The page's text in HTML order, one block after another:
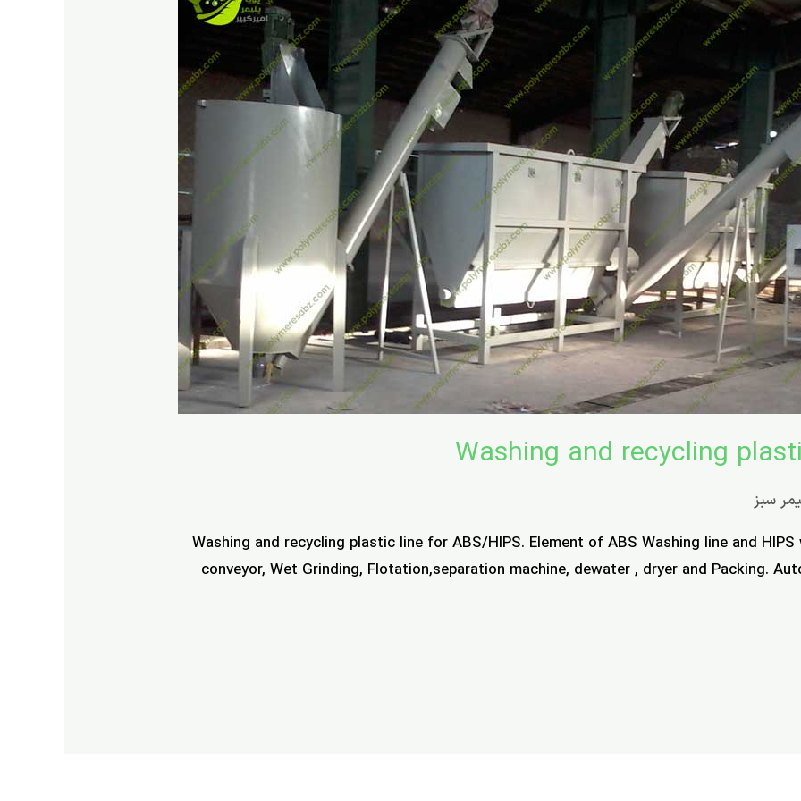
Washing and recycling
سبز
Washing and recycling plastic line for ABS/HIPS. Element of ABS Washing line and
conveyor, Wet Grinding, Flotation,separation machine, dewater , dryer and Packing.